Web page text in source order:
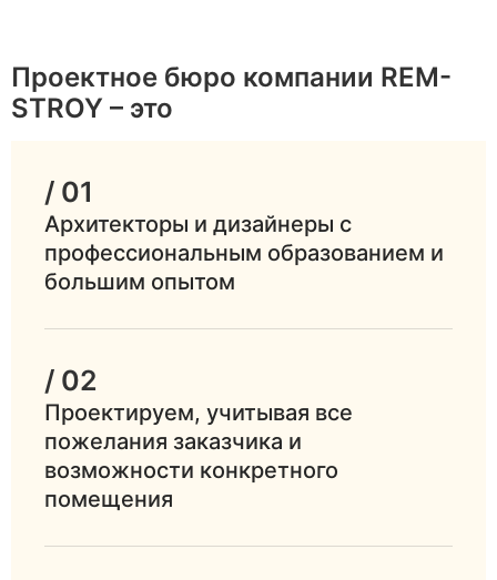
Проектное бюро компании REM-
STROY – это
/ 01
Архитекторы и дизайнеры с
профессиональным образованием и
большим опытом
/ 02
Проектируем, учитывая все
пожелания заказчика и
возможности конкретного
помещения